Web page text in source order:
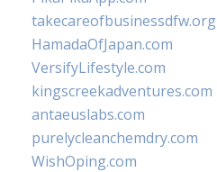
takecareofbusinessdfw.org
HamadaOfJapan.com
VersifyLifestyle.com
kingscreekadventures.com
antaeuslabs.com
purelycleanchemdry.com
WishOping.com